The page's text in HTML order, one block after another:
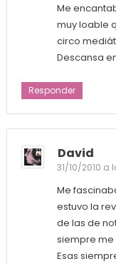
Me
muy loable
circo
Descansa
Responder
David
31/10/2010 a
Me
estuvo la
de las de
siempre me
Esas